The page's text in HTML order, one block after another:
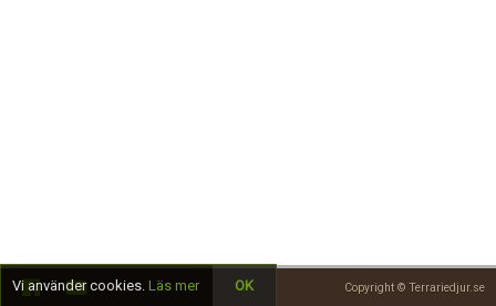
Copyright © Terrariedjur.se
Vi använder cookies. Läs mer OK